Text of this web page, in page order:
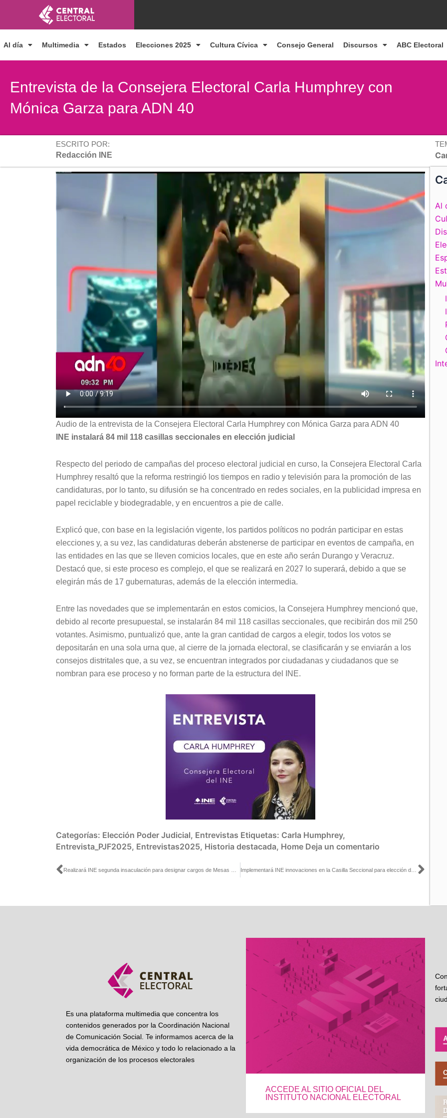
contenido
Al día Multimedia Estados Elecciones 2025 Cultura Cívica Consejo General Discursos ABC Electoral
Entrevista de la Consejera Electoral Carla Humphrey con
Mónica Garza para ADN 40
ESCRITO POR:
Redacción INE
Audio de la entrevista de la Consejera Electoral Carla Humphrey con Mónica Garza para ADN 40
INE instalará 84 mil 118 casillas seccionales en elección judicial
Respecto del periodo de campañas del proceso electoral judicial en curso, la Consejera Electoral Carla
Humphrey resaltó que la reforma restringió los tiempos en radio y televisión para la promoción de las
candidaturas, por lo tanto, su difusión se ha concentrado en redes sociales, en la publicidad impresa en
papel reciclable y biodegradable, y en encuentros a pie de calle.
Explicó que, con base en la legislación vigente, los partidos políticos no podrán participar en estas
elecciones y, a su vez, las candidaturas deberán abstenerse de participar en eventos de campaña, en
las entidades en las que se lleven comicios locales, que en este año serán Durango y Veracruz.
Destacó que, si este proceso es complejo, el que se realizará en 2027 lo superará, debido a que se
elegirán más de 17 gubernaturas, además de la elección intermedia.
Entre las novedades que se implementarán en estos comicios, la Consejera Humphrey mencionó que,
debido al recorte presupuestal, se instalarán 84 mil 118 casillas seccionales, que recibirán dos mil 250
votantes. Asimismo, puntualizó que, ante la gran cantidad de cargos a elegir, todos los votos se
depositarán en una sola urna que, al cierre de la jornada electoral, se clasificarán y se enviarán a los
consejos distritales que, a su vez, se encuentran integrados por ciudadanas y ciudadanos que se
nombran para ese proceso y no forman parte de la estructura del INE.
Categorías: Elección Poder Judicial, Entrevistas Etiquetas: Carla Humphrey,
Entrevista_PJF2025, Entrevistas2025, Historia destacada, Home Deja un comentario
Ant
Al
Es una plataforma multimedia que concentra los
contenidos generados por la Coordinación Nacional
de Comunicación Social. Te informamos acerca de la
vida democrática de México y todo lo relacionado a la
organización de los procesos electorales
ACCEDE AL SITIO OFICIAL DEL
INSTITUTO NACIONAL ELECTORAL